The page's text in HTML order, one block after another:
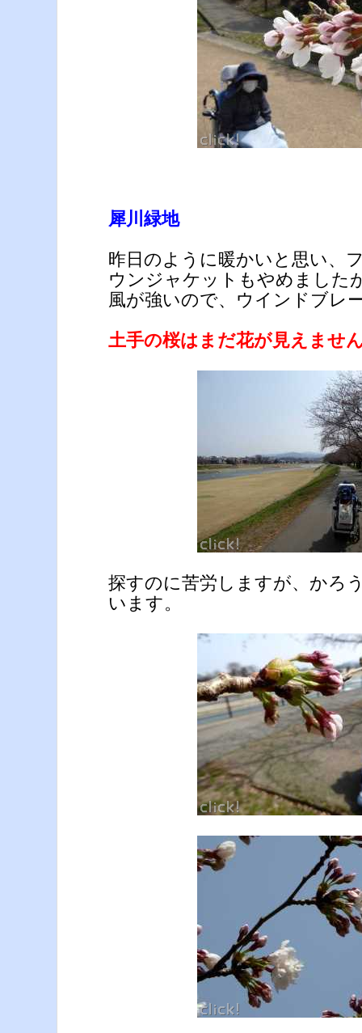
犀川緑地
昨日のように暖かいと思い、
ウンジャケットもやめました
風が強いので、ウインドブレ
土手の桜はまだ花が見えませ
探すのに苦労しますが、かろ
います。